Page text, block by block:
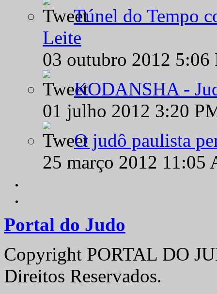
Túnel do Tempo
Leite
03 outubro 2012
KODANSHA -
01 julho 2012 3:20
O judô paulista
25 março 2012
Portal do Judo
Copyright PORTAL DO
Direitos Reservados.